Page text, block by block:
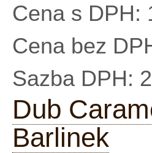
Cena s DPH:
Cena bez
Sazba DPH:
Dub
Barlinek